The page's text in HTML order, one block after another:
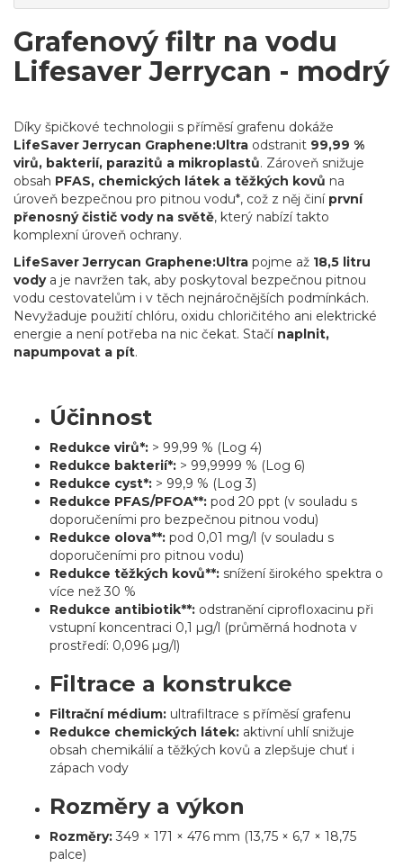
Grafenový filtr na vodu
Lifesaver Jerrycan - modrý
Díky špičkové technologii s příměsí grafenu dokáže
LifeSaver Jerrycan Graphene:Ultra odstranit 99,99 %
virů, bakterií, parazitů a mikroplastů. Zároveň snižuje
obsah PFAS, chemických látek a těžkých kovů na
úroveň bezpečnou pro pitnou vodu*, což z něj činí první
přenosný čistič vody na světě, který nabízí takto
komplexní úroveň ochrany.
LifeSaver Jerrycan Graphene:Ultra pojme až 18,5 litru
vodya je navržen tak, aby poskytoval bezpečnou pitnou
vodu cestovatelům i v těch nejnáročnějších podmínkách.
Nevyžaduje použití chlóru, oxidu chloričitého ani elektrické
energie a není potřeba na nic čekat. Stačí naplnit,
napumpovat a pít.
Účinnost
Redukce virů*: > 99,99 % (Log 4)
Redukce bakterií*: > 99,9999 % (Log 6)
Redukce cyst*: > 99,9 % (Log 3)
Redukce PFAS/PFOA**: pod 20 ppt (v souladu s
doporučeními pro bezpečnou pitnou vodu)
Redukce olova**: pod 0,01 mg/l (v souladu s
doporučeními pro pitnou vodu)
Redukce těžkých kovů**: snížení širokého spektra o
více než 30 %
Redukce antibiotik**: odstranění ciprofloxacinu při
vstupní koncentraci 0,1 µg/l (průměrná hodnota v
prostředí: 0,096 µg/l)
Filtrace a konstrukce
Filtrační médium: ultrafiltrace s příměsí grafenu
Redukce chemických látek: aktivní uhlí snižuje
obsah chemikálií a těžkých kovů a zlepšuje chuť i
zápach vody
Rozměry a výkon
Rozměry: 349 × 171 × 476 mm (13,75 × 6,7 × 18,75
palce)